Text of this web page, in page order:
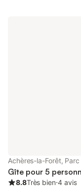
Achères-la-Forêt,
Gîte pour 5
8.8Très bien⋅4 avis